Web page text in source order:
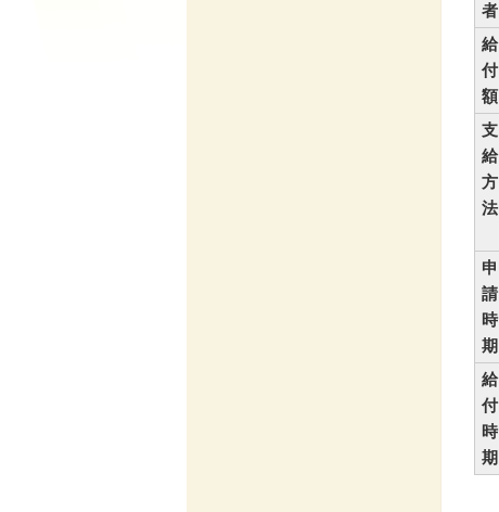
者
給
付
額
支
給
方
法
申
請
時
期
給
付
時
期